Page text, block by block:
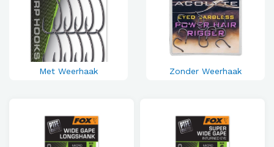
Met Weerhaak Zonder Weerhaak